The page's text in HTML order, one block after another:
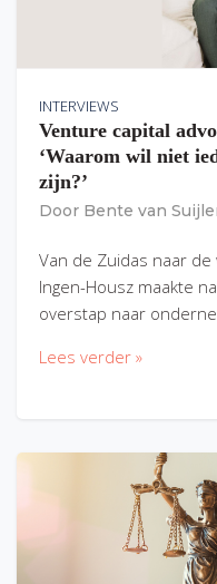
INTERVIEWS
Venture capital
‘Waarom wil niet
zijn?’
Door Bente van
Van de Zuidas naar
Ingen-Housz maakte
overstap naar
Lees verder »